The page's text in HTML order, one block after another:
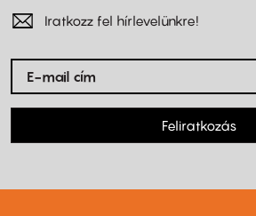
Iratkozz fel hírlevelünkre!
Feliratkozás